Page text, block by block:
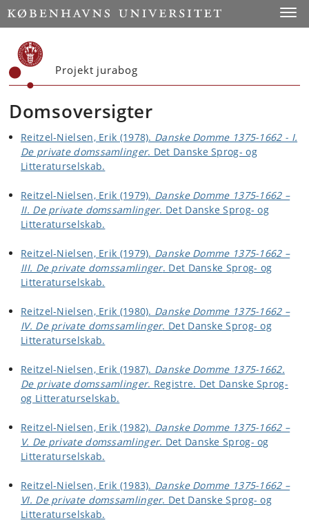
Start
Projekt jurabog
Domsoversigter
Reitzel-Nielsen, Erik (1978). Danske Domme 1375-1662 - I.
De private domssamlinger. Det Danske Sprog- og
Litteraturselskab.
Reitzel-Nielsen, Erik (1979). Danske Domme 1375-1662 –
II. De private domssamlinger. Det Danske Sprog- og
Litteraturselskab.
Reitzel-Nielsen, Erik (1979). Danske Domme 1375-1662 –
III. De private domssamlinger. Det Danske Sprog- og
Litteraturselskab.
Reitzel-Nielsen, Erik (1980). Danske Domme 1375-1662 –
IV. De private domssamlinger. Det Danske Sprog- og
Litteraturselskab.
Reitzel-Nielsen, Erik (1987). Danske Domme 1375-1662.
De private domssamlinger. Registre. Det Danske Sprog-
og Litteraturselskab.
Reitzel-Nielsen, Erik (1982). Danske Domme 1375-1662 –
V. De private domssamlinger. Det Danske Sprog- og
Litteraturselskab.
Reitzel-Nielsen, Erik (1983). Danske Domme 1375-1662 –
VI. De private domssamlinger. Det Danske Sprog- og
Litteraturselskab.